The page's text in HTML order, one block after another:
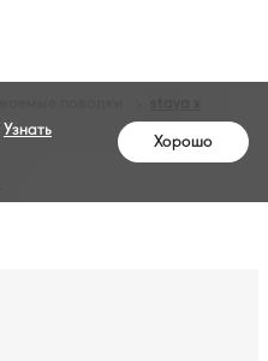
Узнать
Хорошо